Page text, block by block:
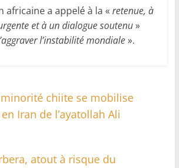
africaine a appelé à la « retenue, à
et à un dialogue soutenu»
l’instabilité mondiale».
chiite se mobilise
Iran de l’ayatollah Ali
atout à risque du